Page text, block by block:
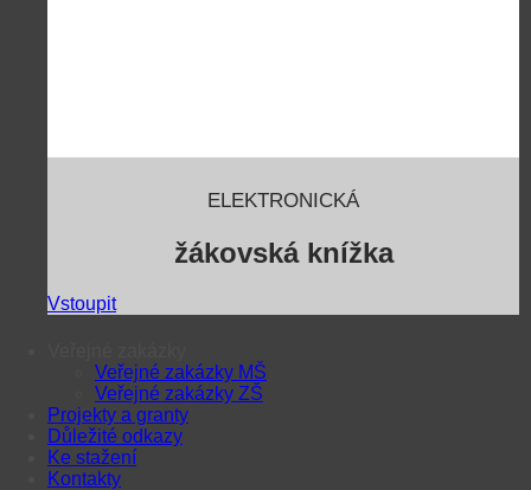
ELEKTRONICKÁ
žákovská knížka
Vstoupit
Veřejné zakázky MŠ
Veřejné zakázky ZŠ
Projekty a granty
Důležité odkazy
Ke stažení
Kontakty